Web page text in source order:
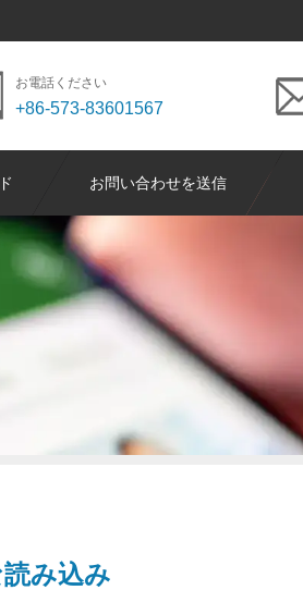
お電話ください
+86-573-83601567
お問い合わせを送信
み込み